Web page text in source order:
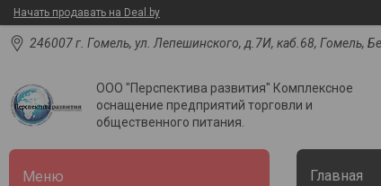
Начать продавать на Deal.by
246007 г. Гомель, ул. Лепешинского, д.7И, каб.68, Гомель,
ООО "Перспектива развития" Комплексное
оснащение предприятий торговли и
общественного питания.
Главная